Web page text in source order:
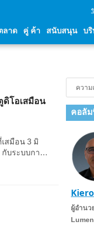
ลาด คู่ ค้า สนับสนุน บ
ดิโอเสมือน
สมือน 3 มิ
บระบบการ
คอลั
ผู้อําน